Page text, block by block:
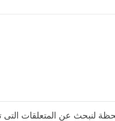
لنبحث عن المتعلقات التى